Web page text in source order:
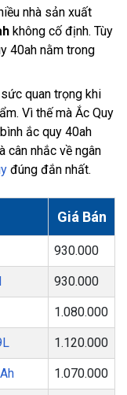
nhà sản xuất
không cố định. Tùy
40ah nằm trong
quan trọng khi
Vì thế mà Ắc Quy
ắc quy 40ah
cân nhắc về ngân
đúng đắn nhất.
Giá Bán
930.000
930.000
1.080.000
1.120.000
1.070.000